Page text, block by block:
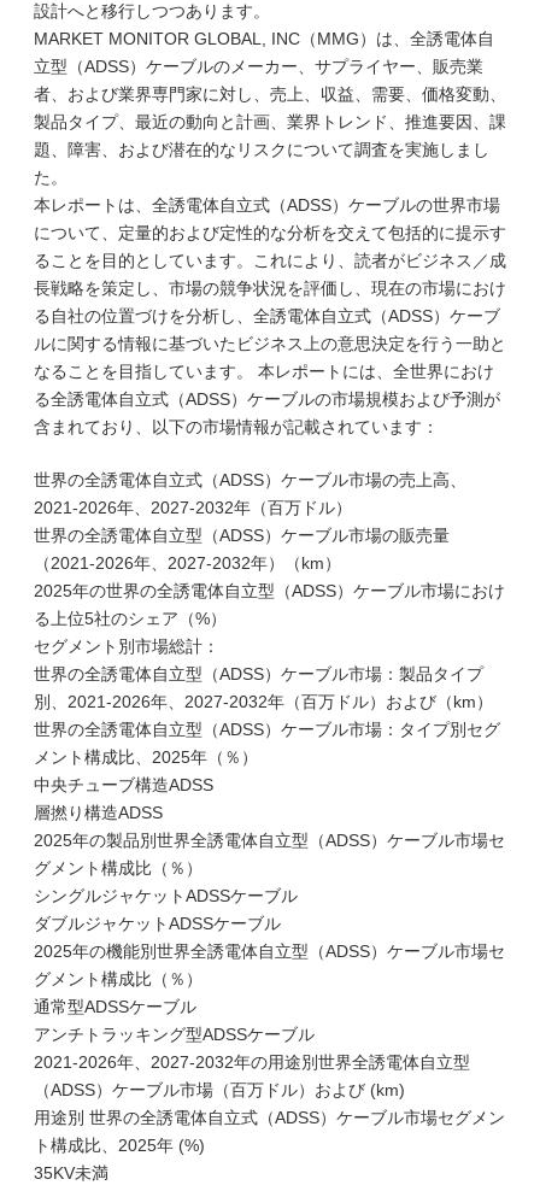
設計へと移行しつつあります。
MARKET MONITOR GLOBAL, INC（MMG）は、全誘電体自
立型（ADSS）ケーブルのメーカー、サプライヤー、販売業
者、および業界専門家に対し、売上、収益、需要、価格変動、
製品タイプ、最近の動向と計画、業界トレンド、推進要因、課
題、障害、および潜在的なリスクについて調査を実施しまし
た。
本レポートは、全誘電体自立式（ADSS）ケーブルの世界市場
について、定量的および定性的な分析を交えて包括的に提示す
ることを目的としています。これにより、読者がビジネス／成
長戦略を策定し、市場の競争状況を評価し、現在の市場におけ
る自社の位置づけを分析し、全誘電体自立式（ADSS）ケーブ
ルに関する情報に基づいたビジネス上の意思決定を行う一助と
なることを目指しています。 本レポートには、全世界におけ
る全誘電体自立式（ADSS）ケーブルの市場規模および予測が
含まれており、以下の市場情報が記載されています：
世界の全誘電体自立式（ADSS）ケーブル市場の売上高、
2021-2026年、2027-2032年（百万ドル）
世界の全誘電体自立型（ADSS）ケーブル市場の販売量
（2021-2026年、2027-2032年）（km）
2025年の世界の全誘電体自立型（ADSS）ケーブル市場におけ
る上位5社のシェア（%）
セグメント別市場総計：
世界の全誘電体自立型（ADSS）ケーブル市場：製品タイプ
別、2021-2026年、2027-2032年（百万ドル）および（km）
世界の全誘電体自立型（ADSS）ケーブル市場：タイプ別セグ
メント構成比、2025年（％）
中央チューブ構造ADSS
層撚り構造ADSS
2025年の製品別世界全誘電体自立型（ADSS）ケーブル市場セ
グメント構成比（％）
シングルジャケットADSSケーブル
ダブルジャケットADSSケーブル
2025年の機能別世界全誘電体自立型（ADSS）ケーブル市場セ
グメント構成比（％）
通常型ADSSケーブル
アンチトラッキング型ADSSケーブル
2021-2026年、2027-2032年の用途別世界全誘電体自立型
（ADSS）ケーブル市場（百万ドル）および (km)
用途別 世界の全誘電体自立式（ADSS）ケーブル市場セグメン
ト構成比、2025年 (%)
35KV未満